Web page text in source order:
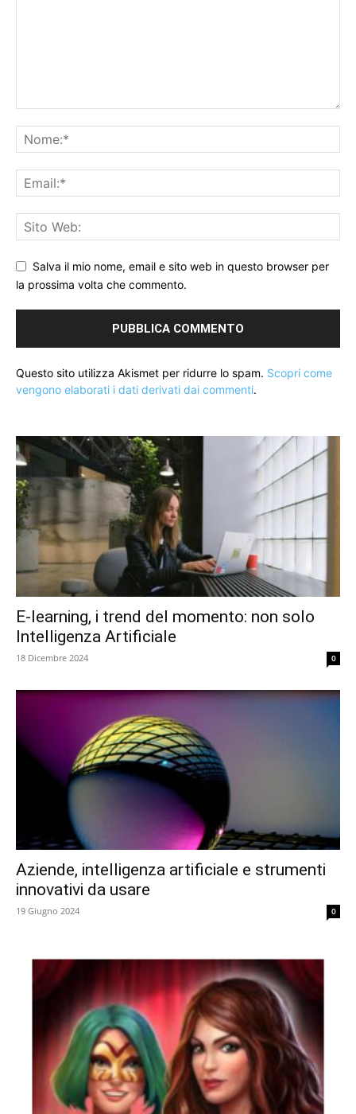
Salva il mio nome, email e sito web in questo browser per
la prossima volta che commento.
Questo sito utilizza Akismet per ridurre lo spam. Scopri come
vengono elaborati i dati derivati dai commenti.
E-learning, i trend del momento: non solo
Intelligenza Artificiale
18 Dicembre 2024 0
Aziende, intelligenza artificiale e strumenti
innovativi da usare
19 Giugno 2024 0